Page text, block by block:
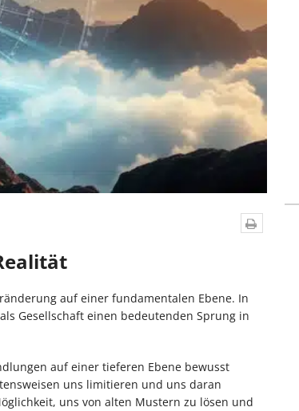
auf einer fundamentalen Ebene. In
Gesellschaft einen bedeutenden Sprung in
auf einer tieferen Ebene bewusst
uns limitieren und uns daran
uns von alten Mustern zu lösen und